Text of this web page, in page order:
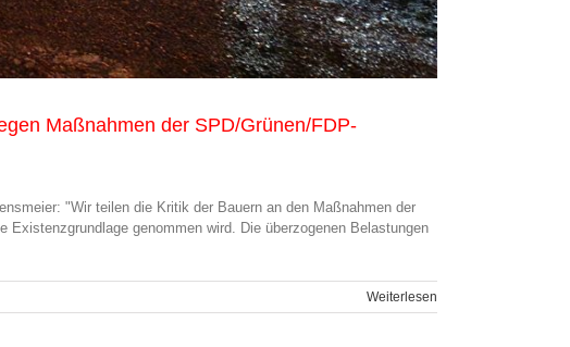
Maßnahmen der SPD/Grünen/FDP-
"Wir teilen die Kritik der Bauern an den Maßnahmen der
genommen wird. Die überzogenen Belastungen
Weiterlesen